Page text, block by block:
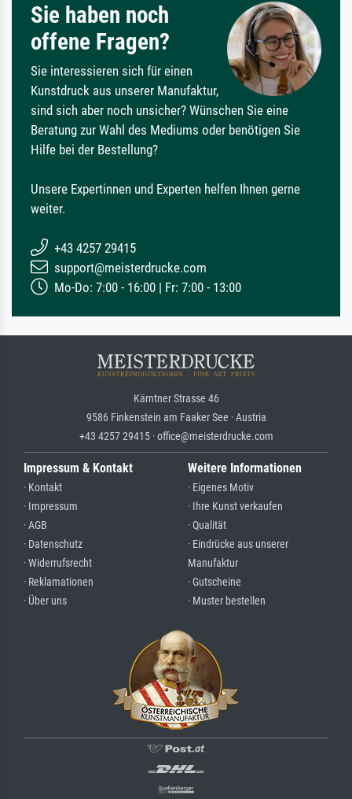
Sie haben noch
offene Fragen?
Sie interessieren sich für einen
Kunstdruck aus unserer Manufaktur,
sind sich aber noch unsicher? Wünschen Sie eine
Beratung zur Wahl des Mediums oder benötigen Sie
Hilfe bei der Bestellung?
Unsere Expertinnen und Experten helfen Ihnen gerne
weiter.
+43 4257 29415
support@meisterdrucke.com
Mo-Do: 7:00 - 16:00 | Fr: 7:00 - 13:00
Kärntner Strasse 46
9586 Finkenstein am Faaker See · Austria
+43 4257 29415 · office@meisterdrucke.com
Impressum & Kontakt
· Kontakt
· Impressum
· AGB
· Datenschutz
· Widerrufsrecht
· Reklamationen
· Über uns
Weitere Informationen
· Eigenes Motiv
· Ihre Kunst verkaufen
· Qualität
· Eindrücke aus unserer
Manufaktur
· Gutscheine
· Muster bestellen